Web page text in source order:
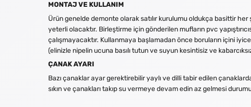
MONTAJ VE KULLANIM
Ürün genelde demonte olarak satılır kurulumu oldukça basittir
yeterli olacaktır. Birleştirme için gönderilen mufların pvc
çalışmayacaktır. Kullanmaya başlamadan önce boruların içini
(elinizle nipelin ucuna basılı tutun ve suyun kesintisiz ve
ÇANAK AYARI
Bazı çanaklar ayar gerektirebilir yaylı ve dilli tabir edilen
sıkın ve çanakları takıp su vermeye devam edin az gelmesi